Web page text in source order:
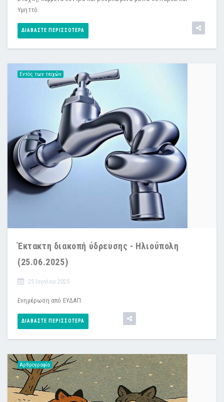
Υμηττό.
ΔΙΑΒΆΣΤΕ ΠΕΡΙΣΣΌΤΕΡΑ
Εντός των τειχών
Έκτακτη διακοπή ύδρευσης - Ηλιούπολη
(25.06.2025)
25 Ιουνίου 2025
Ενημέρωση από ΕΥΔΑΠ
ΔΙΑΒΆΣΤΕ ΠΕΡΙΣΣΌΤΕΡΑ
Αρθρογραφία